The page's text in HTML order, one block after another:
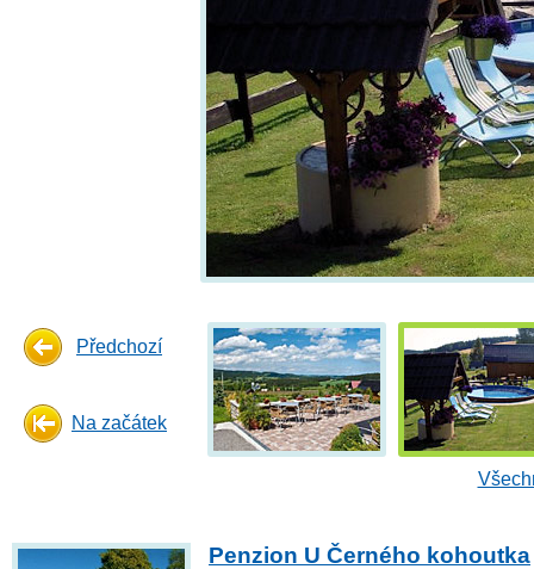
Předchozí
Na začátek
Penzion U Černého kohoutka